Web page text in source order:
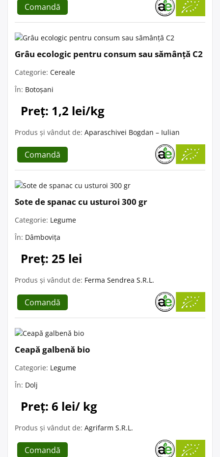
Comandă
Grâu ecologic pentru consum sau sămânță C2
Categorie: Cereale
În: Botoșani
Preț: 1,2 lei/kg
Produs și vândut de: Aparaschivei Bogdan – Iulian
Comandă
Sote de spanac cu usturoi 300 gr
Categorie: Legume
În: Dâmbovița
Preț: 25 lei
Produs și vândut de: Ferma Sendrea S.R.L.
Comandă
Ceapă galbenă bio
Categorie: Legume
În: Dolj
Preț: 6 lei/ kg
Produs și vândut de: Agrifarm S.R.L.
Comandă